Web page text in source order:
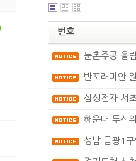
엘리베이터 바닥매트
엘리베이터 관련용품
번호
둔촌주공 올
반포래미안
삼성전자 서
해운대 두산
성남 금광1